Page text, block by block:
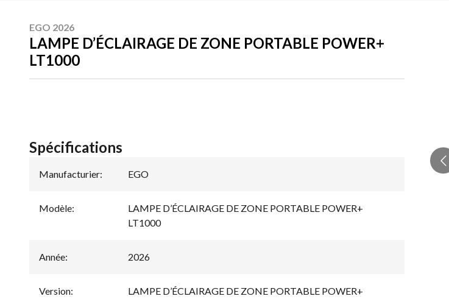
EGO 2026
LAMPE D’ÉCLAIRAGE DE ZONE PORTABLE POWER+
LT1000
Spécifications
Manufacturier: EGO
Modèle:
LAMPE D’ÉCLAIRAGE DE ZONE PORTABLE POWER+
LT1000
Année: 2026
Version:
LAMPE D’ÉCLAIRAGE DE ZONE PORTABLE POWER+